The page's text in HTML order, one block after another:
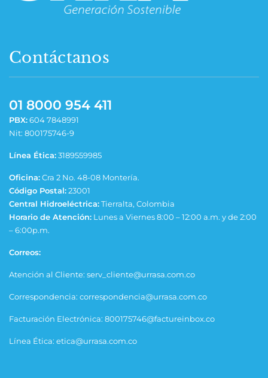
Contáctanos
01 8000 954 411
PBX:604 7848991
Nit: 800175746-9
Línea Ética:3189559985
Oficina:Cra 2 No. 48-08 Montería.
Código Postal:23001
Central Hidroeléctrica:Tierralta, Colombia
Horario de Atención: Lunes a Viernes 8:00 – 12:00 a.m. y de 2:00
– 6:00p.m.
Correos:
Atención al Cliente: serv_cliente@urrasa.com.co
Correspondencia: correspondencia@urrasa.com.co
Facturación Electrónica: 800175746@factureinbox.co
Línea Ética: etica@urrasa.com.co